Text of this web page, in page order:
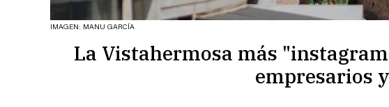
IMAGEN: MANU GARCÍA
La Vistahermosa más
empresarios